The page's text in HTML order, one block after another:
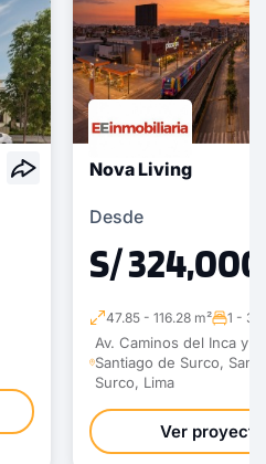
Nova Living
Desde
S/ 324,000
47.85 - 116.28 m² 1 - 3
Av. Caminos del Inca y
Santiago de Surco,
Surco, Lima
Ver proyecto